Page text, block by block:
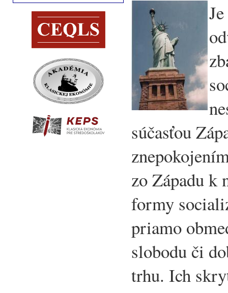
súčasťou
zo Západu k
formy
priamo
slobodu či
trhu. Ich